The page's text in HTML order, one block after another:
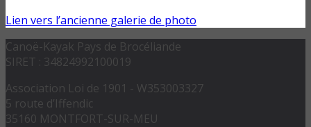
Lien vers l’ancienne galerie de photo
Canoë-Kayak Pays de Brocéliande
SIRET : 34824992100019
Association Loi de 1901 - W353003327
5 route d’Iffendic
35160 MONTFORT-SUR-MEU